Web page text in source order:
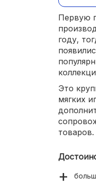
Первую
году,
Это
мягких